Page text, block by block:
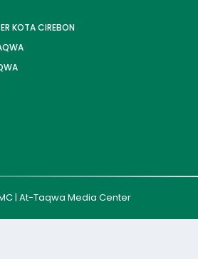
KOTA CIREBON
| At-Taqwa Media Center